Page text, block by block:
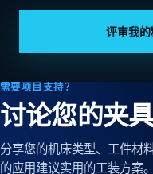
评审我
需要项目支持？
讨论您的夹
分享您的机床类型、工件材
的应用建议实用的工装方案。